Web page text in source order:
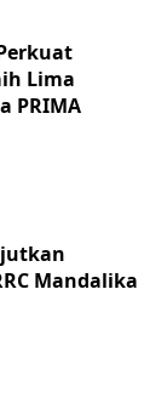
Lima
PRIMA
Mandalika